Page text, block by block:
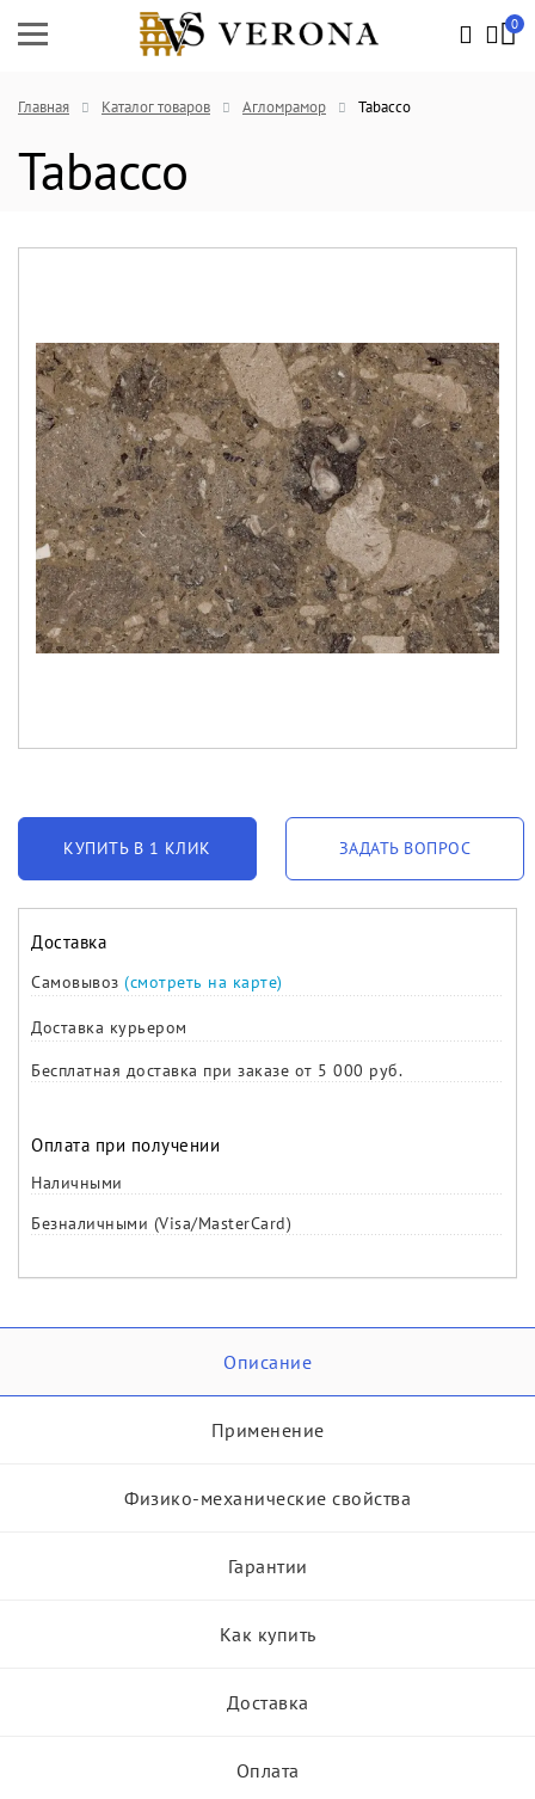
0
Главная Каталог товаров Агломрамор Tabacco
Tabacco
КУПИТЬ В 1 КЛИК ЗАДАТЬ ВОПРОС
Доставка
Самовывоз (смотреть на карте)
Доставка курьером
Бесплатная доставка при заказе от 5 000 руб.
Оплата при получении
Наличными
Безналичными (Visa/MasterCard)
Описание
Применение
Физико-механические свойства
Гарантии
Как купить
Доставка
Оплата